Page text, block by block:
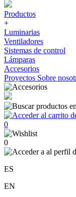
Productos
+
Luminarias
Ventiladores
Sistemas de control
Lámparas
Accesorios
Proyectos Sobre
0
0
ES
EN